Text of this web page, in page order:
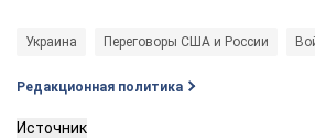
Украина Переговоры США и России
Редакционная политика
Источник